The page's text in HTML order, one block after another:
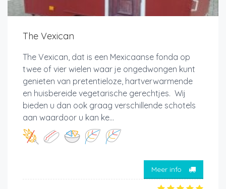
The Vexican
The Vexican, dat is een Mexicaanse fonda op
twee of vier wielen waar je ongedwongen kunt
genieten van pretentieloze, hartverwarmende
en huisbereide vegetarische gerechtjes. Wij
bieden u dan ook graag verschillende schotels
aan waardoor u kan ke...
Meer info